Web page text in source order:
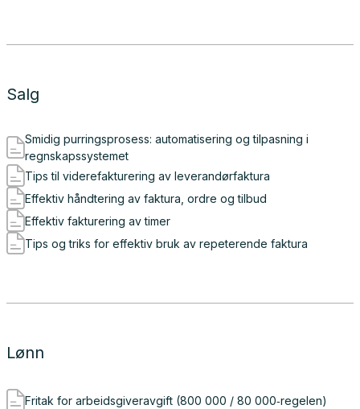
Salg
Smidig purringsprosess: automatisering og tilpasning i
regnskapssystemet
Tips til viderefakturering av leverandørfaktura
Effektiv håndtering av faktura, ordre og tilbud
Effektiv fakturering av timer
Tips og triks for effektiv bruk av repeterende faktura
Lønn
Fritak for arbeidsgiveravgift (800 000 / 80 000‑regelen)